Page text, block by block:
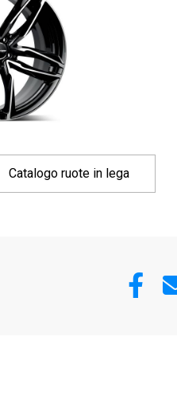
Catalogo ruote in lega